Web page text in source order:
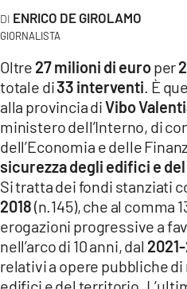
LACPLAY.IT
LACONAIR.IT
LACITYMAG.IT
ILREGGINO.IT
COSENZACHANNEL.IT
ILVIBONESE.IT
CATANZAROCHANNEL.IT
ENRICO DE GIROLAMO
GIORNALISTA
Oltre 27 milioni di europer
totale di33 interventi . È
alla provincia diVibo
ministero dell’Interno, di
dell’Economia e delle
sicurezza degli edifici e
Si tratta dei fondi stanziati
2018(n.145), che al comma
erogazioni progressive a
nell’arco di 10 anni, dal
relativi a opere pubbliche